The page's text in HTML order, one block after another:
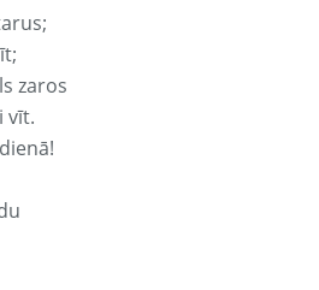
zaros
vīt.